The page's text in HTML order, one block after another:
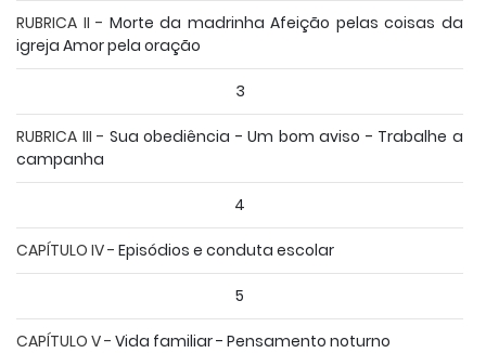
RUBRICA II - Morte da madrinha Afeição pelas coisas da
igreja Amor pela oração
3
RUBRICA III - Sua obediência - Um bom aviso - Trabalhe a
campanha
4
CAPÍTULO IV - Episódios e conduta escolar
5
CAPÍTULO V - Vida familiar - Pensamento noturno